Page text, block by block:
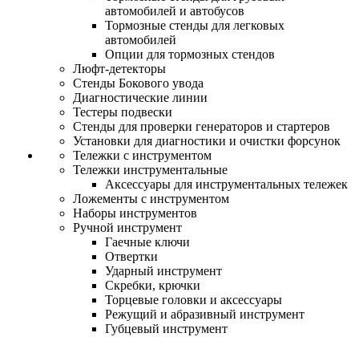
автомобилей и автобусов
Тормозные стенды для легковых
автомобилей
Опции для тормозных стендов
Люфт-детекторы
Стенды Бокового увода
Диагностические линии
Тестеры подвески
Стенды для проверки генераторов и стартеров
Установки для диагностики и очистки форсунок
Тележки с инструментом
Тележки инструментальные
Аксессуары для инструментальных тележек
Ложементы с инструментом
Наборы инструментов
Ручной инструмент
Гаечные ключи
Отвертки
Ударный инструмент
Скребки, крючки
Торцевые головки и аксессуары
Режущий и абразивный инструмент
Губцевый инструмент